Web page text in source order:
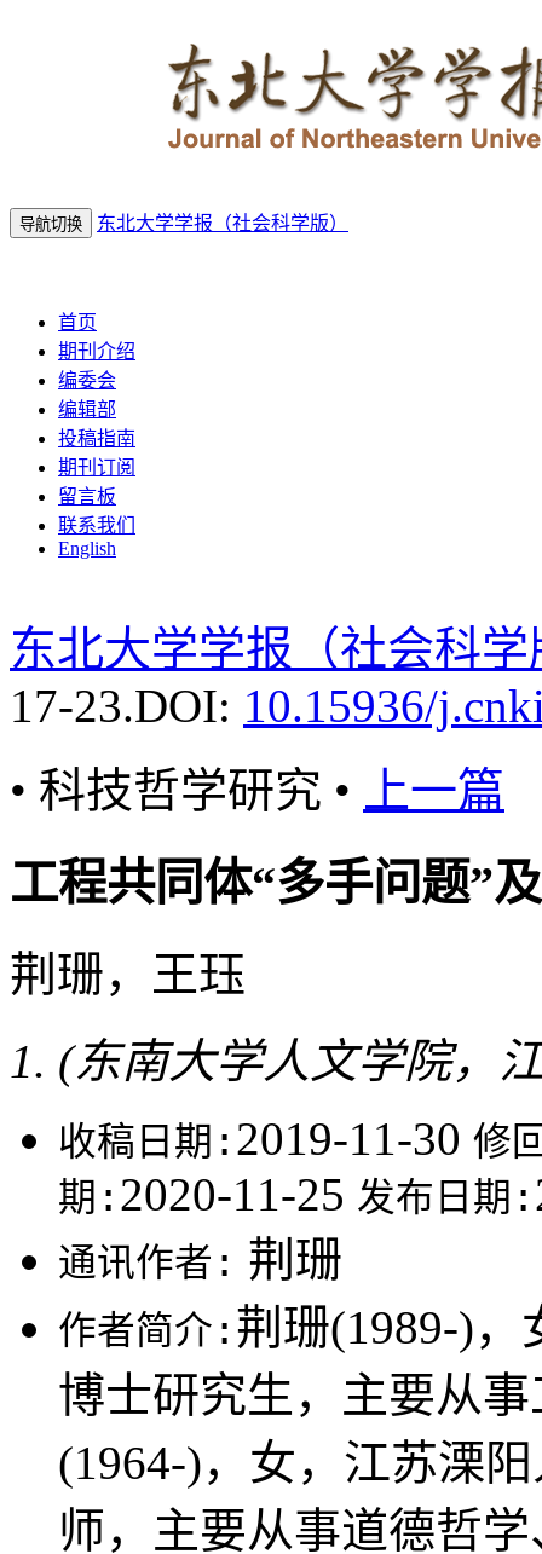
导航切换 东北大学学报（社会科学版）
首页
期刊介绍
编委会
编辑部
投稿指南
期刊订阅
留言板
联系我们
English
东北大学学报（社会科学
17-23.DOI: 10.15936/
• 科技哲学研究 •
上一篇
工程共同体“多手问题”
荆珊，王珏
(东南大学人文学院，
收稿日期: 2019-11-30 修
期: 2020-11-25 发布日期:
通讯作者: 荆珊
作者简介: 荆珊(1989-)
博士研究生，主要从
(1964-)，女，江苏溧
师，主要从事道德哲